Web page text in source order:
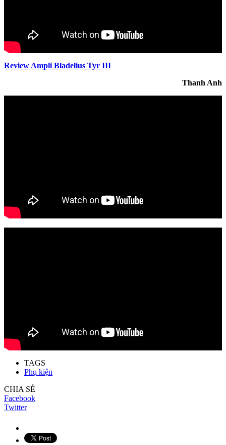
Review Ampli Bladelius Tyr III
Thanh Anh
TAGS
Phụ kiện
CHIA SẺ
Facebook
Twitter